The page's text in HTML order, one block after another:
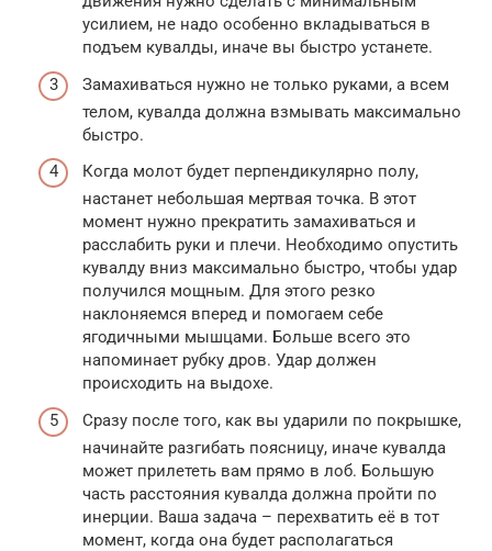
усилием, не надо особенно вкладываться в
подъем кувалды, иначе вы быстро устанете.
Замахиваться нужно не только руками, а всем
телом, кувалда должна взмывать максимально
быстро.
Когда молот будет перпендикулярно полу,
настанет небольшая мертвая точка. В этот
момент нужно прекратить замахиваться и
расслабить руки и плечи. Необходимо опустить
кувалду вниз максимально быстро, чтобы удар
получился мощным. Для этого резко
наклоняемся вперед и помогаем себе
ягодичными мышцами. Больше всего это
напоминает рубку дров. Удар должен
происходить на выдохе.
Сразу после того, как вы ударили по покрышке,
начинайте разгибать поясницу, иначе кувалда
может прилететь вам прямо в лоб. Большую
часть расстояния кувалда должна пройти по
инерции. Ваша задача – перехватить её в тот
момент, когда она будет располагаться